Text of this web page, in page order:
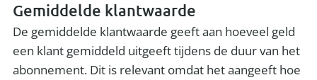
Gemiddelde klantwaarde
De gemiddelde klantwaarde geeft aan hoeveel geld
een klant gemiddeld uitgeeft tijdens de duur van het
abonnement. Dit is relevant omdat het aangeeft hoe